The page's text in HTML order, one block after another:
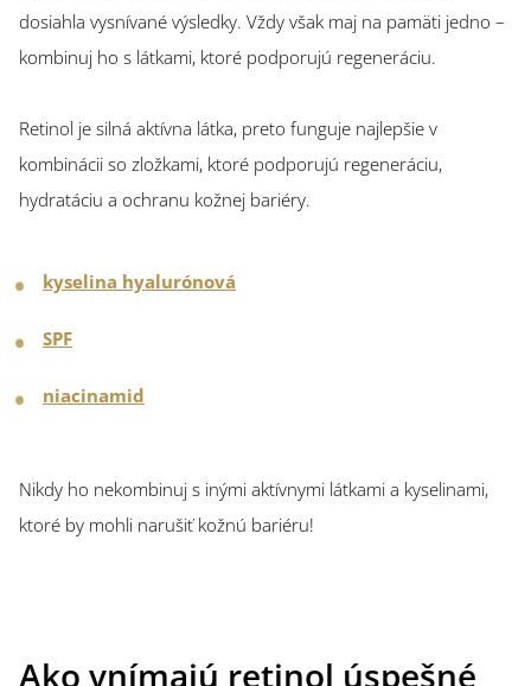
dosiahla vysnívané výsledky. Vždy však maj na pamäti jedno –
kombinuj ho s látkami, ktoré podporujú regeneráciu.
Retinol je silná aktívna látka, preto funguje najlepšie v
kombinácii so zložkami, ktoré podporujú regeneráciu,
hydratáciu a ochranu kožnej bariéry.
kyselina hyalurónová
SPF
niacinamid
Nikdy ho nekombinuj s inými aktívnymi látkami a kyselinami,
ktoré by mohli narušiť kožnú bariéru!
Ako vnímajú retinol úspešné